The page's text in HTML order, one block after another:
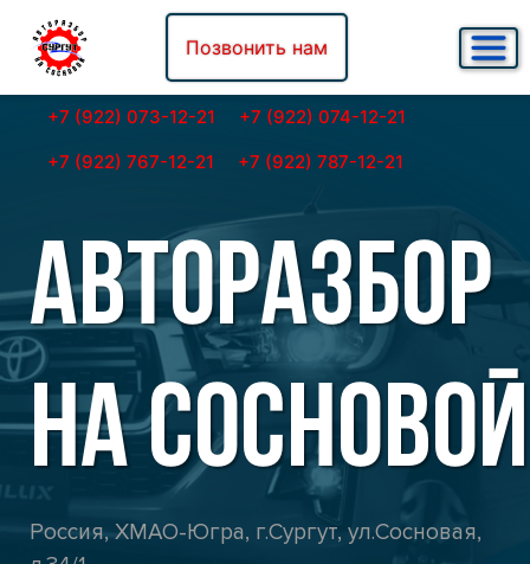
Позвонить нам
+7 (922) 073-12-21
+7 (922) 074-12-21
+7 (922) 767-12-21
+7 (922) 787-12-21
АВТОРАЗБОР
НА СОСНОВОЙ
Россия, ХМАО-Югра, г.Сургут, ул.Сосновая,